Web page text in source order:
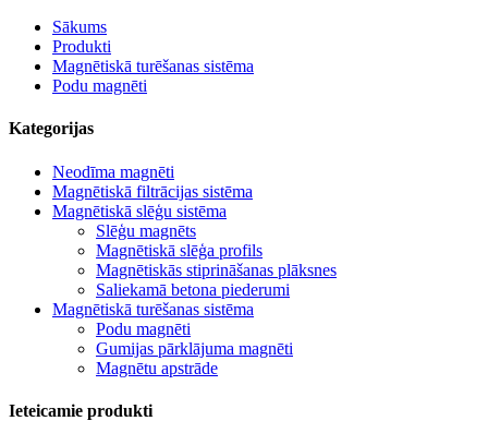
Sākums
Produkti
Magnētiskā turēšanas sistēma
Podu magnēti
Kategorijas
Neodīma magnēti
Magnētiskā filtrācijas sistēma
Magnētiskā slēģu sistēma
Slēģu magnēts
Magnētiskā slēģa profils
Magnētiskās stiprināšanas plāksnes
Saliekamā betona piederumi
Magnētiskā turēšanas sistēma
Podu magnēti
Gumijas pārklājuma magnēti
Magnētu apstrāde
Ieteicamie produkti